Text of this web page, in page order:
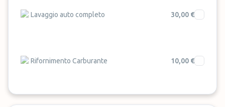
Sono inclusi gratuitamente il servizio navetta da e
Lavaggio auto completo 30,00 €
Rifornimento Carburante 10,00 €